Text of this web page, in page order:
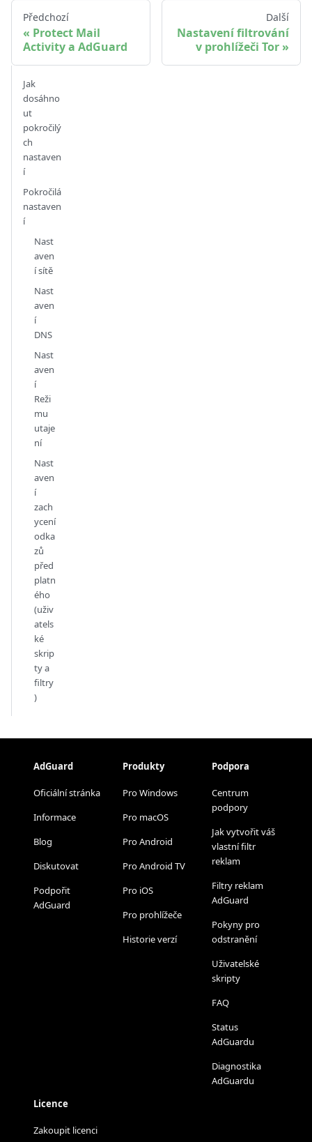
Předchozí
Protect Mail
Activity a AdGuard
Další
Nastavení filtrování
v prohlížeči Tor
Jak
dosáhno
ut
pokročilý
ch
nastaven
í
Pokročilá
nastaven
í
Nast
aven
í sítě
Nast
aven
í
DNS
Nast
aven
í
Reži
mu
utaje
ní
Nast
aven
í
zach
ycení
odka
zů
před
platn
ého
(uživ
atels
ké
skrip
ty a
filtry
)
AdGuard
Oficiální stránka
Informace
Blog
Diskutovat
Podpořit
AdGuard
Produkty
Pro Windows
Pro macOS
Pro Android
Pro Android TV
Pro iOS
Pro prohlížeče
Historie verzí
Podpora
Centrum
podpory
Jak vytvořit váš
vlastní filtr
reklam
Filtry reklam
AdGuard
Pokyny pro
odstranění
Uživatelské
skripty
FAQ
Status
AdGuardu
Diagnostika
AdGuardu
Licence
Zakoupit licenci